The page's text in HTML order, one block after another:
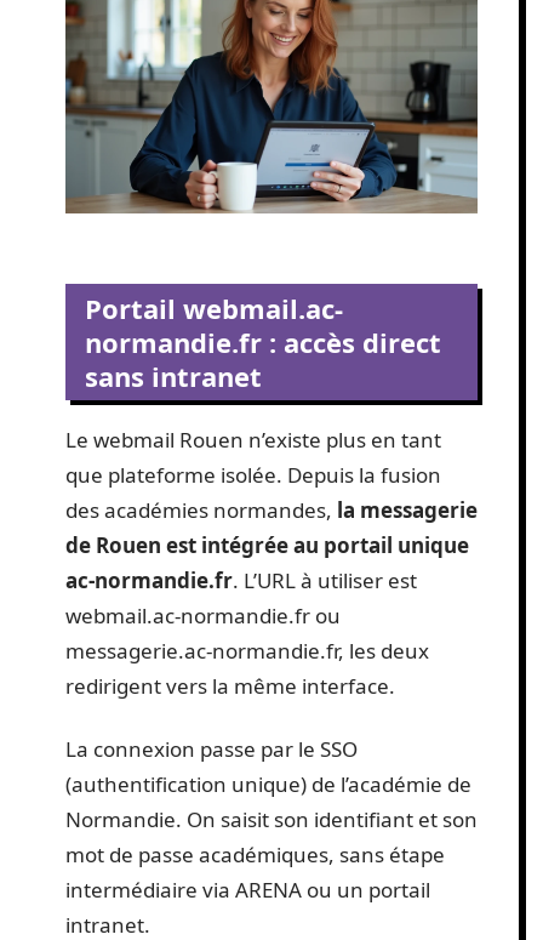
Portail webmail.ac-
normandie.fr : accès direct
sans intranet
Le webmail Rouen n’existe plus en tant
que plateforme isolée. Depuis la fusion
des académies normandes, la messagerie
de Rouen est intégrée au portail unique
ac-normandie.fr. L’URL à utiliser est
webmail.ac-normandie.fr ou
messagerie.ac-normandie.fr, les deux
redirigent vers la même interface.
La connexion passe par le SSO
(authentification unique) de l’académie de
Normandie. On saisit son identifiant et son
mot de passe académiques, sans étape
intermédiaire via ARENA ou un portail
intranet.